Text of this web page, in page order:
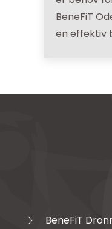
BeneFiT
en effektiv
BeneFiT